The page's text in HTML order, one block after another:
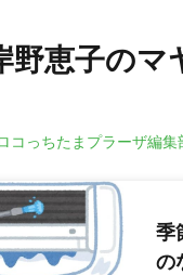
野恵子のマ
コっちたまプラーザ編集
季
の